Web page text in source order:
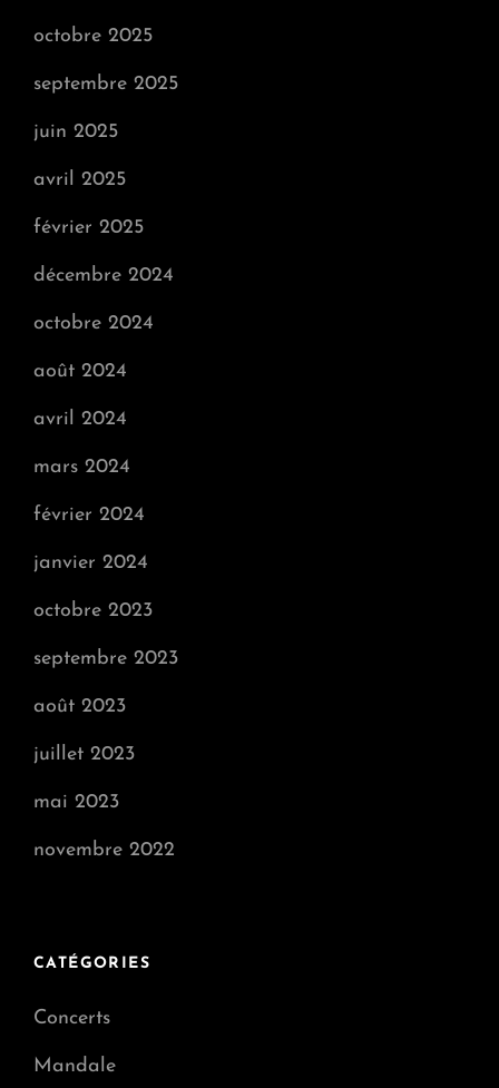
octobre 2025
septembre 2025
juin 2025
avril 2025
février 2025
décembre 2024
octobre 2024
août 2024
avril 2024
mars 2024
février 2024
janvier 2024
octobre 2023
septembre 2023
août 2023
juillet 2023
mai 2023
novembre 2022
CATÉGORIES
Concerts
Mandale